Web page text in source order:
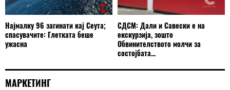
Најмалку 96 загинати кај Сеута;
спасувачите: Глетката беше
ужасна
СДСМ: Дали и Савески е на
екскурзија, зошто
Обвинителството молчи за
состојбата...
МАРКЕТИНГ